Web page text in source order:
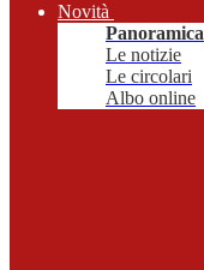
Novità
Panoramica
Le notizie
Le circolari
Albo online